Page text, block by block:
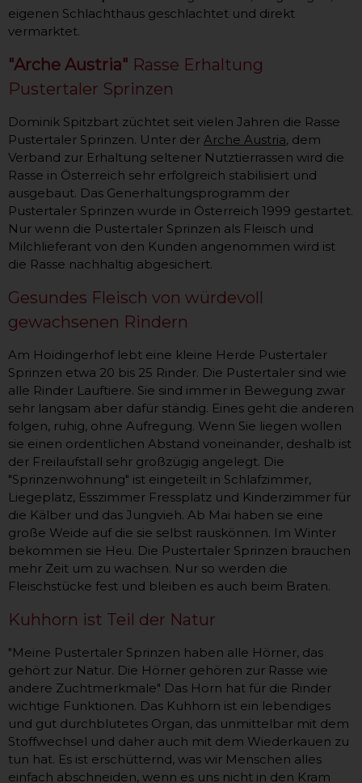
eigenen Schlachthaus geschlachtet und direkt
vermarktet.
"Arche Austria" Rasse Erhaltung
Pustertaler Sprinzen
Dominik Spitzbart züchtet seit vielen Jahren die Rasse
Pustertaler Sprinzen. Unter der Arche Austria, dem
Verband zur Erhaltung seltener Nutztierrassen wird die
Rasse in Österreich sehr erfolgreich stabilisiert und
ausgebaut. Das Generhaltungsprogramm der
Pustertaler Sprinzen wurde in Österreich 1999 gestartet.
Nur wenn die Pustertaler Sprinzen als Fleisch und
Milchlieferant von den Kunden angenommen wird ist
die Rasse nachhaltig abgesichert.
Gesundes Fleisch von würdevoll
gewachsenen Rindern
Am Hoidingerhof lebt eine kleine Herde Pustertaler
Sprinzen etwa 20 bis 25 Rinder. Die Pustertaler sind wie
alle Rinder Lauftiere. Sie sind immer in Bewegung zwar
sehr langsam aber dafür ständig. Eines geht die anderen
folgen, ruhig, ohne Aufregung. Wenn Sie liegen wollen
sie einen ordentlichen Abstand voneinander, deshalb ist
der Freilaufstall sehr großzügig angelegt. Die
"Sprinzenwohnung" ist eingeteilt in Schlafzimmer,
Liegeplatz, Esszimmer Fressplatz und Kinderzimmer für
die Kälber und das Jungvieh. Ab Mai haben sie eine
große Weide auf die sie selbst rauskönnen. Im Winter
bekommen sie Heu. Die Pustertaler Sprinzen brauchen
mehr Zeit um zu wachsen. Nur so werden die
Fleischstücke fest und bleiben es auch beim Braten.
Kuhhorn ist Teil der Natur
"Meine Pustertaler Sprinzen haben alle Hörner, das
gehört zur Natur. Die Hörner gehören zur Rasse wie
andere Zuchtmerkmale" Das Horn hat für die Rinder
wichtige Funktionen. Das Kuhhorn ist ein lebendiges
und gut durchblutetes Organ, das unmittelbar mit dem
Stoffwechsel und daher auch mit dem Wiederkauen zu
tun hat. Es ist erschütternd, was wir Menschen alles
einfach abschneiden, wenn es uns nicht in den Kram